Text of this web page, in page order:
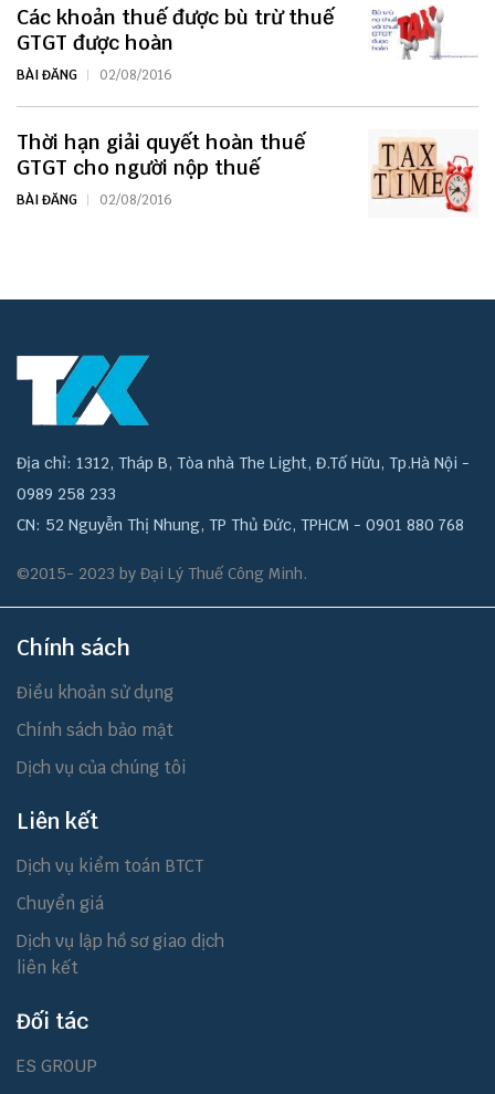
Các khoản thuế được bù trừ thuế
GTGT được hoàn
BÀI ĐĂNG 02/08/2016
Thời hạn giải quyết hoàn thuế
GTGT cho người nộp thuế
BÀI ĐĂNG 02/08/2016
Địa chỉ: 1312, Tháp B, Tòa nhà The Light, Đ.Tố Hữu, Tp.Hà Nội -
0989 258 233
CN: 52 Nguyễn Thị Nhung, TP Thủ Đức, TPHCM - 0901 880 768
©2015- 2023 by Đại Lý Thuế Công Minh.
Chính sách
Điều khoản sử dụng
Chính sách bảo mật
Dịch vụ của chúng tôi
Liên kết
Dịch vụ kiểm toán BTCT
Chuyển giá
Dịch vụ lập hồ sơ giao dịch
liên kết
Đối tác
ES GROUP